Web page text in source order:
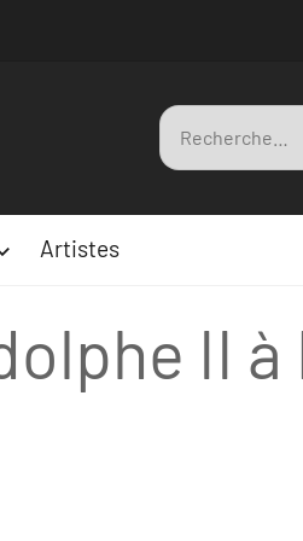
Recherche
pour
Artistes
II à